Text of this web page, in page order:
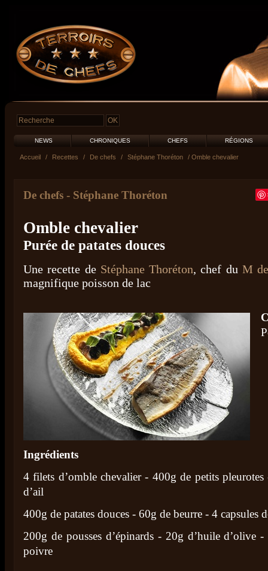
NEWS CHRONIQUES CHEFS RÉGIONS
Accueil / Recettes / De chefs / Stéphane Thoréton / Omble chevalier
De chefs - Stéphane Thoréton
Omble chevalier
Purée de patates douces
Une recette de Stéphane Thoréton, chef du M
magnifique poisson de lac
Ingrédients
4 filets d’omble chevalier - 400g de petits pleurotes
d’ail
400g de patates douces - 60g de beurre - 4 capsules
200g de pousses d’épinards - 20g d’huile d’olive
poivre